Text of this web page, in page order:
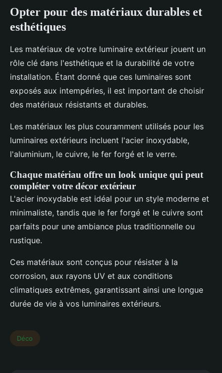
Opter pour des matériaux durables et
esthétiques
Les matériaux de votre luminaire extérieur jouent un
rôle clé dans l'esthétique et la durabilité de votre
installation. Étant donné que ces luminaires sont
exposés aux intempéries, il est important de choisir
des matériaux résistants et durables.
Les matériaux les plus couramment utilisés pour les
luminaires extérieurs incluent l'acier inoxydable,
l'aluminium, le cuivre, le fer forgé et le verre.
Chaque matériau offre un look unique qui peut
compléter votre décor extérieur
L'acier inoxydable est idéal pour un style moderne et
minimaliste, tandis que le fer forgé et le cuivre sont
parfaits pour une ambiance plus traditionnelle ou
rustique.
Ces matériaux sont conçus pour résister à la
corrosion, aux rayons UV et aux conditions
climatiques extrêmes, garantissant ainsi une longue
durée de vie à vos luminaires extérieurs.
Déco